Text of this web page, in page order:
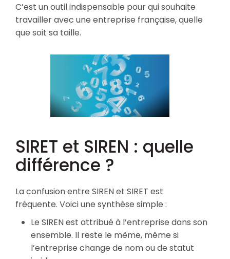
C’est un outil indispensable pour qui souhaite
travailler avec une entreprise française, quelle
que soit sa taille.
SIRET et SIREN : quelle
différence ?
La confusion entre SIREN et SIRET est
fréquente. Voici une synthèse simple :
Le SIREN est attribué à l’entreprise dans son
ensemble. Il reste le même, même si
l’entreprise change de nom ou de statut